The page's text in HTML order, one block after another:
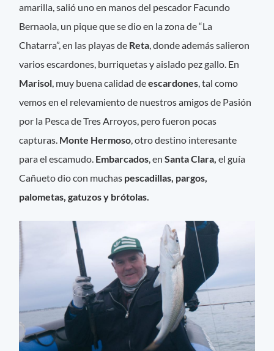
amarilla, salió uno en manos del pescador Facundo
Bernaola, un pique que se dio en la zona de “La
Chatarra”, en las playas de Reta, donde además salieron
varios escardones, burriquetas y aislado pez gallo. En
Marisol, muy buena calidad deescardones, tal como
vemos en el relevamiento de nuestros amigos de Pasión
por la Pesca de Tres Arroyos, pero fueron pocas
capturas. Monte Hermoso, otro destino interesante
para el escamudo. Embarcados, enSanta Clara, el guía
Cañueto dio con muchas pescadillas, pargos,
palometas, gatuzos y brótolas.